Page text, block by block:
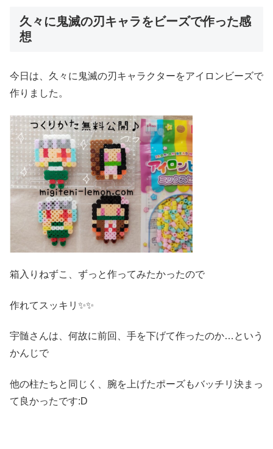
久々に鬼滅の刃キャラをビーズで作った感
想
今日は、久々に鬼滅の刃キャラクターをアイロンビーズで
作りました。
箱入りねずこ、ずっと作ってみたかったので
作れてスッキリ✨✨
宇髄さんは、何故に前回、手を下げて作ったのか…という
かんじで
他の柱たちと同じく、腕を上げたポーズもバッチリ決まっ
て良かったです:D